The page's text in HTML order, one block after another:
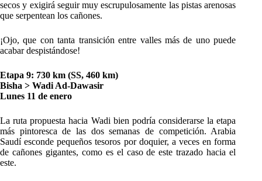
secos y exigirá seguir muy escrupulosamente las pistas arenosas
que serpentean los cañones.
¡Ojo, que con tanta transición entre valles más de uno puede
acabar despistándose!
Etapa 9: 730 km (SS, 460 km)
Bisha > Wadi Ad-Dawasir
Lunes 11 de enero
La ruta propuesta hacia Wadi bien podría considerarse la etapa
más pintoresca de las dos semanas de competición. Arabia
Saudí esconde pequeños tesoros por doquier, a veces en forma
de cañones gigantes, como es el caso de este trazado hacia el
este.